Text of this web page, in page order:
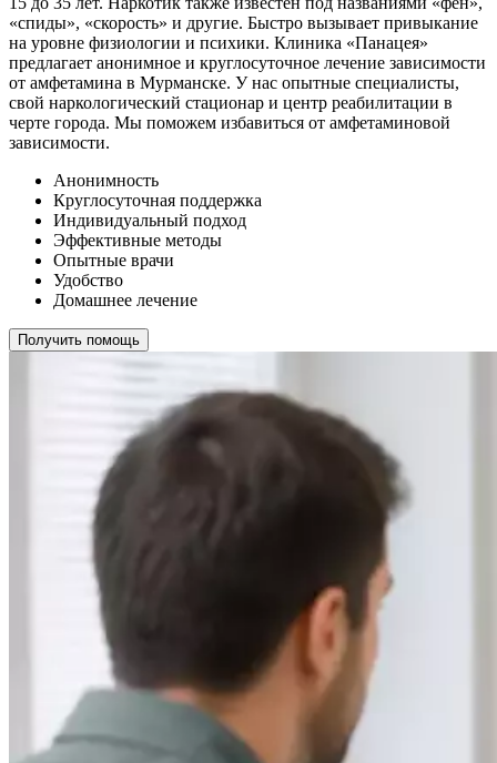
«спиды», «скорость» и другие. Быстро вызывает привыкание
на уровне физиологии и психики. Клиника «Панацея»
предлагает анонимное и круглосуточное лечение зависимости
от амфетамина в Мурманске. У нас опытные специалисты,
свой наркологический стационар и центр реабилитации в
черте города. Мы поможем избавиться от амфетаминовой
зависимости.
Анонимность
Круглосуточная поддержка
Индивидуальный подход
Эффективные методы
Опытные врачи
Удобство
Домашнее лечение
Получить помощь